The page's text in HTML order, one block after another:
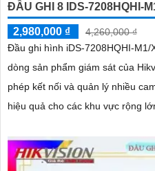
ĐẦU GHI 8 IDS-7208HQHI-
2,980,000 ₫
4,260,000 ₫
Đầu ghi hình iDS-7208HQHI-M1/
dòng sản phẩm giám sát của
phép kết nối và quản lý nhiều
hiệu quả cho các khu vực rộng
tượngThiết bị thu hình HD iDS-
Technology thuộc dòng sản